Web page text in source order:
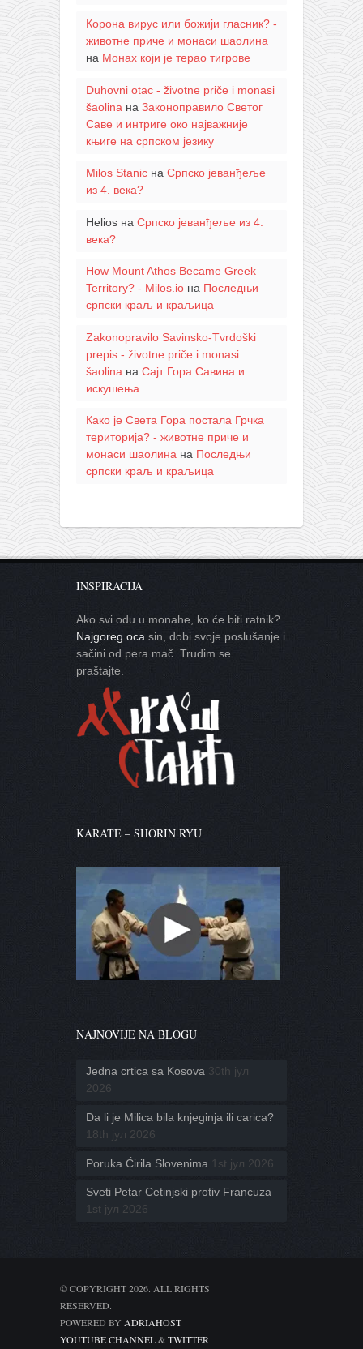
Корона вирус или божији гласник? -
животне приче и монаси шаолина
на Монах који је терао тигрове
Duhovni otac - životne priče i monasi
šaolina на Законоправило Светог
Саве и интриге око најважније
књиге на српском језику
Milos Stanicна Српско јеванђеље
из 4. века?
Heliosна Српско јеванђеље из 4.
века?
How Mount Athos Became Greek
Territory? - Milos.ioна Последњи
српски краљ и краљица
Zakonopravilo Savinsko-Tvrdoški
prepis - životne priče i monasi
šaolina на Сајт Гора Савина и
искушења
Како је Света Гора постала Грчка
територија? - животне приче и
монаси шаолинана Последњи
српски краљ и краљица
INSPIRACIJA
Ako svi odu u monahe, ko će biti ratnik?
Najgoreg oca sin, dobi svoje poslušanje i
sačini od pera mač. Trudim se…
praštajte.
KARATE – SHORIN RYU
NAJNOVIJE NA BLOGU
Jedna crtica sa Kosova 30th јул
2026
Da li je Milica bila knjeginja ili carica?
18th јул 2026
Poruka Ćirila Slovenima 1st јул 2026
Sveti Petar Cetinjski protiv Francuza
1st јул 2026
© COPYRIGHT 2026. ALL RIGHTS
RESERVED.
POWERED BY ADRIAHOST
YOUTUBE CHANNEL& TWITTER